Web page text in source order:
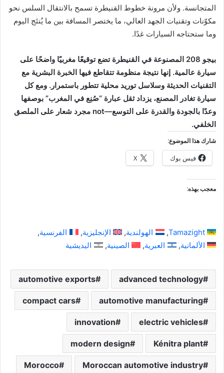
المتجانسة. ولأن مرونة خطوط القنيطرة تسمح بالانتقال السلس نحو
مكوّنات وتقنيات الجهد العالي، ما يختصر المسافة بين ما يُنتَج اليوم
وما ستحتاجه السيارات غدًا.
بيجو 208 المصنوعة في القنيطرة تضع توقيعًا مغربيًا واضحًا على
سيارة عالمية. إنها نتيجة منظومة تتقاطع فيها الخبرة البشرية مع
التقنيات الحديثة وسلاسل توريد محلية تتطور باستمرار. ومع كل
سيارة تغادر المصنع، يزداد ثقل عبارة “صُنِع في المغرب” بوصفها
وعدًا بالجودة والقدرة على التوسع—not مجرد شعار على الملصق
الخلفي.
شارك هذا الموضوع:
فيس بوك X
معجب بهذه:
Tamazight الهولندية الإنجليزية
الفرنسية
الألمانية
العبرية الصينية اليديشية
advanced technology
automotive exports
automotive manufacturing
compact cars
electric vehicles
innovation
Kénitra plant
modern design
Moroccan automotive industry
Morocco